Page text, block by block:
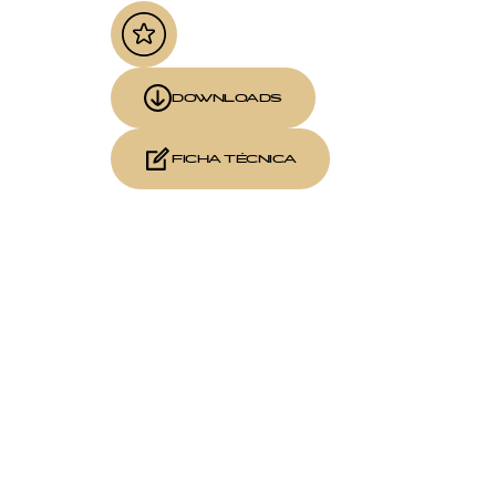
DOWNLOADS
FICHA TÉCNICA